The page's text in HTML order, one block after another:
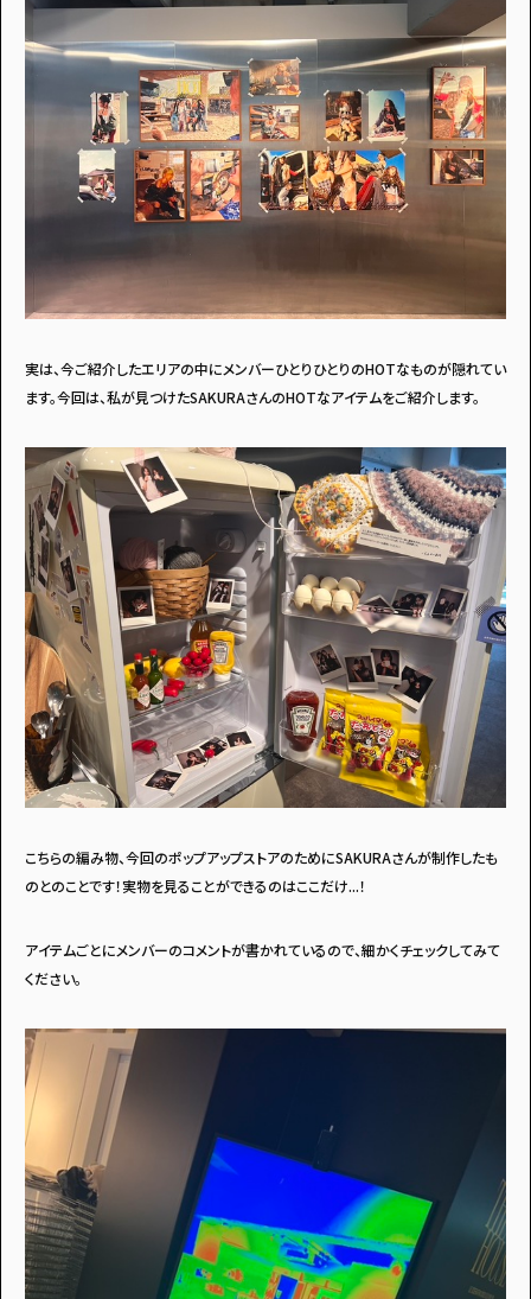
実は、今ご紹介したエリアの中にメンバーひとりひとりのHOTなものが隠れてい
ます。今回は、私が見つけたSAKURAさんのHOTなアイテムをご紹介します。
こちらの編み物、今回のポップアップストアのためにSAKURAさんが制作したも
のとのことです！実物を見ることができるのはここだけ...！
アイテムごとにメンバーのコメントが書かれているので、細かくチェックしてみて
ください。